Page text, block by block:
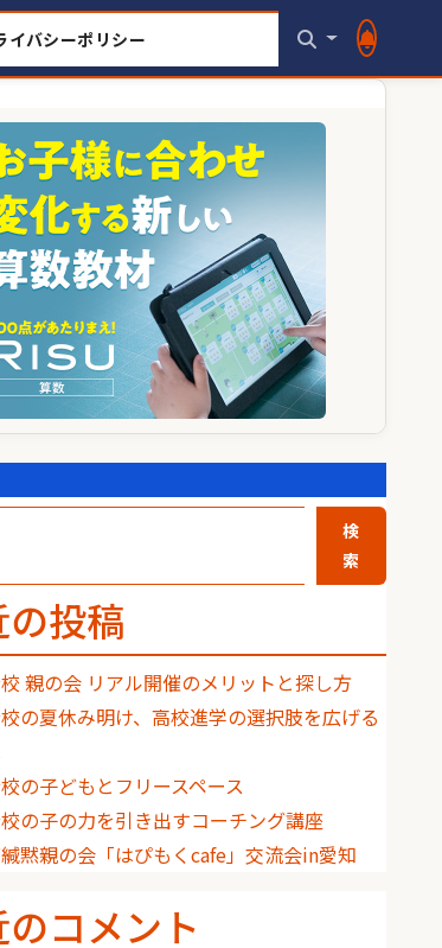
イバシーポリシー
検
索
の投稿
親の会 リアル開催のメリットと探し方
の夏休み明け、高校進学の選択肢を広げる
の子どもとフリースペース
の子の力を引き出すコーチング講座
黙親の会「はぴもくcafe」交流会in愛知
コメント